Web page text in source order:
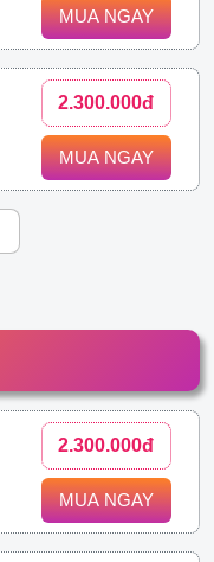
MUA NGAY
2.300.000đ
MUA NGAY
2.300.000đ
MUA NGAY